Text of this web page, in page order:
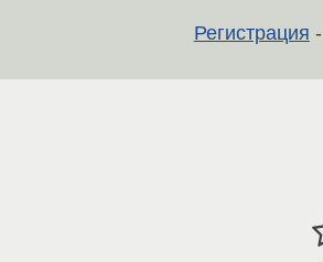
Регистрация -